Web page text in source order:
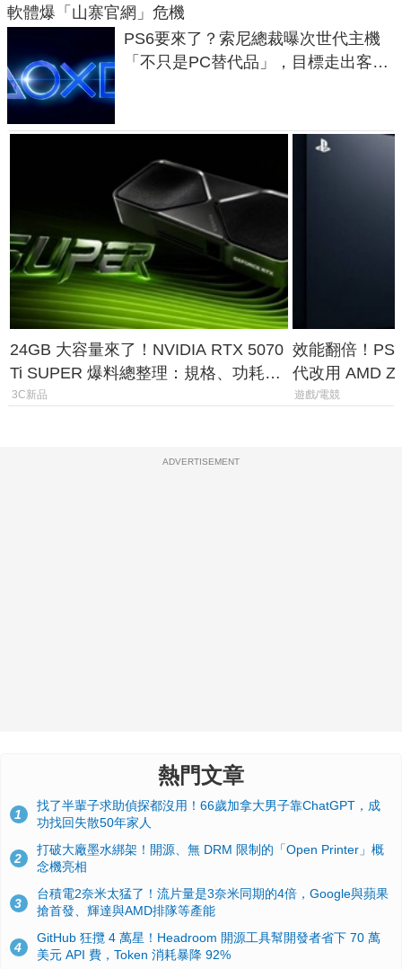
軟體爆「山寨官網」危機
PS6要來了？索尼總裁曝次世代主機
「不只是PC替代品」，目標走出客
24GB 大容量來了！NVIDIA RTX 5070
Ti SUPER 爆料總整理：規格、功耗、
上市時間
3C新品
效能翻倍！
代改用 AMD
120fps 與全光
遊戲/電競
ADVERTISEMENT
熱門文章
1
找了半輩子求助偵探都沒用！66歲加拿大男子靠ChatGPT，成
功找回失散50年家人
2
打破大廠墨水綁架！開源、無 DRM 限制的「Open Printer」概
念機亮相
3
台積電2奈米太猛了！流片量是3奈米同期的4倍，Google與蘋果
搶首發、輝達與AMD排隊等產能
4
GitHub 狂攬 4 萬星！Headroom 開源工具幫開發者省下 70 萬
美元 API 費，Token 消耗暴降 92%